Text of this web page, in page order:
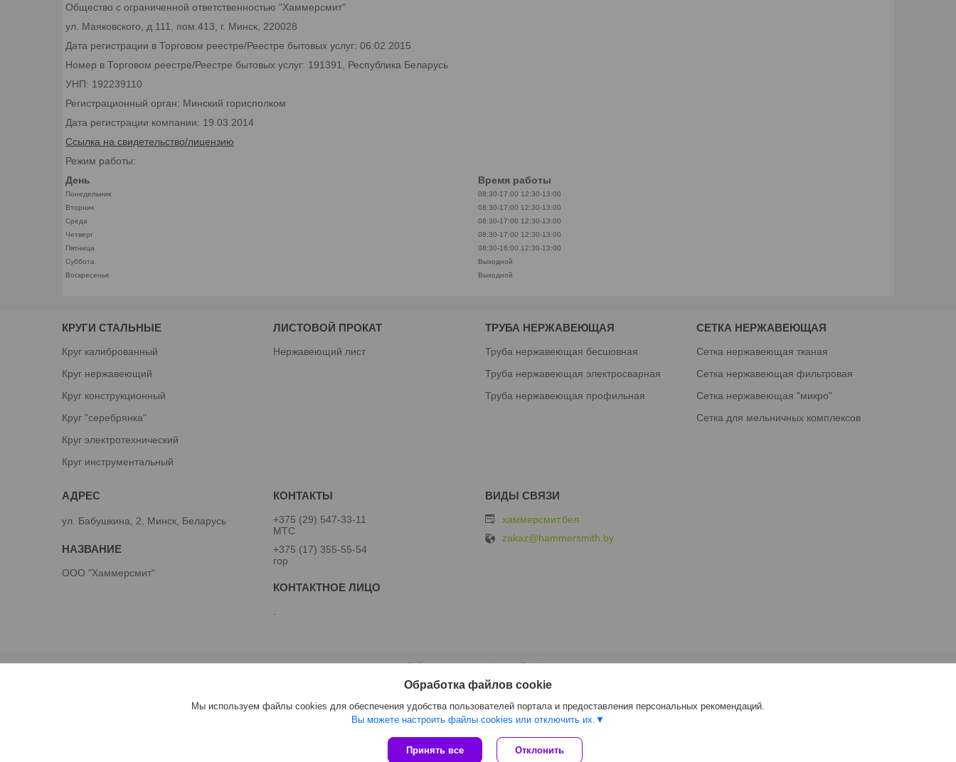
Общество с ограниченной ответственностью "Хаммерсмит"
ул. Маяковского, д.111, пом.413, г. Минск, 220028
Дата регистрации в Торговом реестре/Реестре бытовых услуг: 06.02.2015
Номер в Торговом реестре/Реестре бытовых услуг: 191391, Республика Беларусь
УНП: 192239110
Регистрационный орган: Минский горисполком
Дата регистрации компании: 19.03.2014
Ссылка на свидетельство/лицензию
Режим работы:
День
Время работы
Понедельник 08:30-17:00 12:30-13:00
Вторник
08:30-17:00 12:30-13:00
Среда
08:30-17:00 12:30-13:00
Четверг
08:30-17:00 12:30-13:00
Пятница
08:30-16:00 12:30-13:00
Суббота
Выходной
Воскресенье
Выходной
КРУГИ СТАЛЬНЫЕ
Круг калиброванный
Круг нержавеющий
Круг конструкционный
Круг "серебрянка"
Круг электротехнический
Круг инструментальный
ЛИСТОВОЙ ПРОКАТ
Нержавеющий лист
ТРУБА НЕРЖАВЕЮЩАЯ
Труба нержавеющая бесшовная
Труба нержавеющая электросварная
Труба нержавеющая профильная
СЕТКА НЕРЖАВЕЮЩАЯ
Сетка нержавеющая тканая
Сетка нержавеющая фильтровая
Сетка нержавеющая "микро"
Сетка для мельничных комплексов
ул. Бабушкина, 2, Минск, Беларусь
ООО "Хаммерсмит"
+375 (29) 547-33-11
МТС
+375 (17) 355-55-54
гор
хаммерсмит.бел
zakaz@hammersmith.by
Сайт создан на платформе Deal.by
Политика обработки файлов cookies
Обработка файлов cookie
Мы используем файлы cookies для обеспечения удобства пользователей портала и предоставления персональных рекомендаций.
Вы можете настроить файлы cookies или отключить их.
Принять все Отклонить
ООО "Хаммерсмит" | Пожаловаться на контент
Select Language ▼